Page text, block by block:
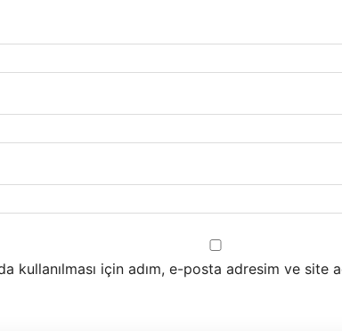
kullanılması için adım, e-posta adresim ve site